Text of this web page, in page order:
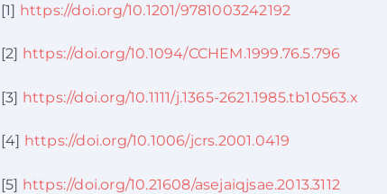
[1] https://doi.org/10.1201/9781003242192
[2] https://doi.org/10.1094/CCHEM.1999.76.5.796
[3] https://doi.org/10.1111/j.1365-2621.1985.tb10563.x
[4] https://doi.org/10.1006/jcrs.2001.0419
[5] https://doi.org/10.21608/asejaiqjsae.2013.3112